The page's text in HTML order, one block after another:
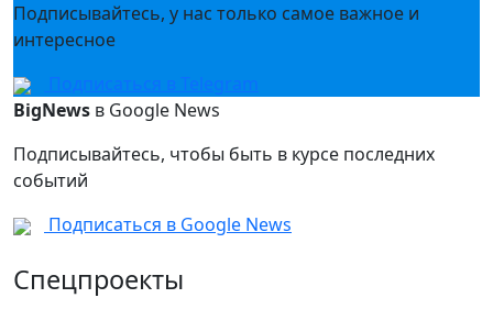
Подписывайтесь, у нас только самое важное и
интересное
Подписаться в Telegram
BigNews в Google News
Подписывайтесь, чтобы быть в курсе последних
событий
Подписаться в Google News
Спецпроекты